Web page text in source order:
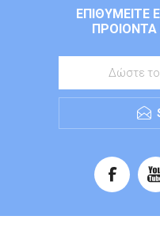
ΕΠΙΘΥΜΕΊΤΕ
ΠΡΟΙΌΝΤΑ